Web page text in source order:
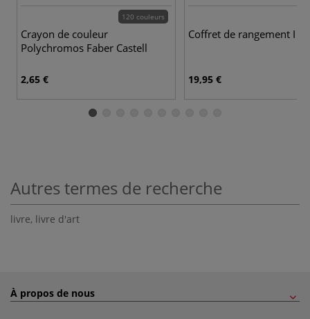
120 couleurs
Crayon de couleur
Polychromos Faber Castell
2,65 €
Coffret de rangement I
19,95 €
Autres termes de recherche
livre, livre d'art
À propos de nous